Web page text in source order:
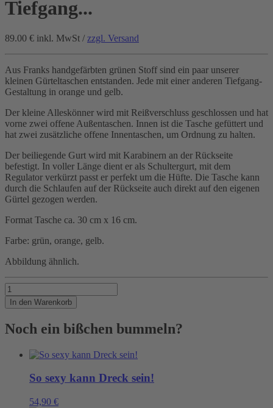
Tiefgang...
89.00 € inkl. MwSt / zzgl. Versand
Aus Franks handgefärbten grünen Stoff sind ein paar unserer
kleinen Gürteltaschen entstanden. Jede mit einer anderen Tiefgang-
Gestaltung in orange und gelb.
Der kleine Alleskönner wird mit Reißverschluss geschlossen und hat
vorne zwei offene Außentaschen. Innen ist die Tasche gefüttert und
hat zwei zusätzliche offene Innentaschen, um Ordnung zu halten.
Der beiliegende Gurt wird mit Karabinern an der Rückseite
befestigt. In voller Länge dient er als Schultergurt, mit dem
Regulator verkürzt passt er perfekt um die Hüfte. Die Tasche kann
durch die Schlaufen auf der Rückseite auch direkt auf den eigenen
Gürtel gezogen werden.
Format Tasche ca. 30 cm x 16 cm.
Farbe: grün, orange, gelb.
Abbildung ähnlich.
Klein
aber
mit
Tiefgang...
In den Warenkorb
Noch ein bißchen bummeln?
So sexy kann Dreck sein!
54,90 €